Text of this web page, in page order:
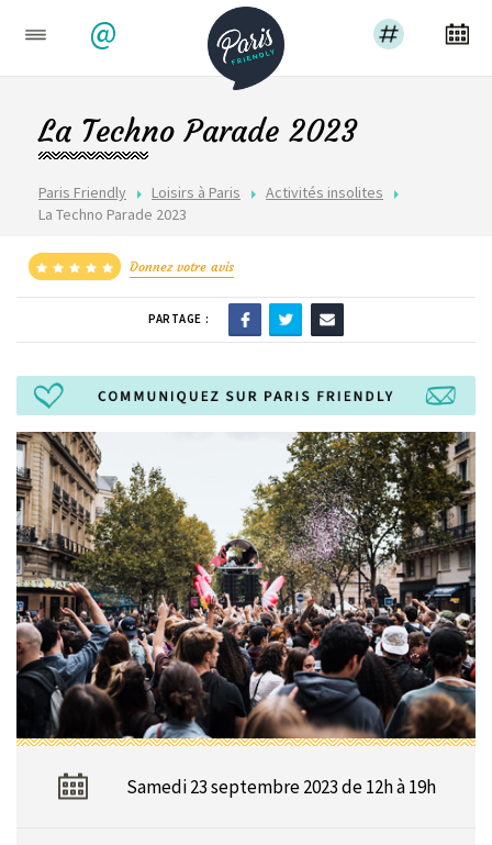
@
Paris Friendly Loisirs à Paris
Activités insolites
La Techno Parade 2023
La Techno Parade 2023
Donnez votre avis
PARTAGE :
Samedi 23 septembre 2023 de 12h à 19h